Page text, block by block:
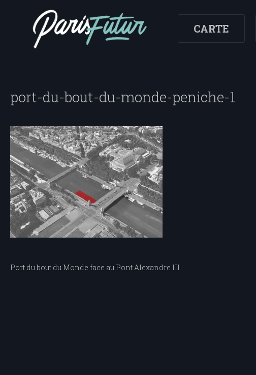
CARTE
port-du-bout-du-monde-peniche-1
Navigation
Port du bout du Monde face au Pont Alexandre III